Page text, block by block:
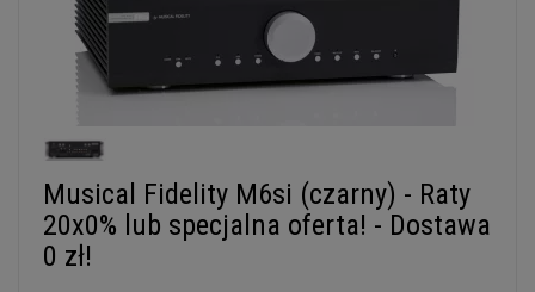
Musical Fidelity M6si (czarny) - Raty
20x0% lub specjalna oferta! - Dostawa
0 zł!